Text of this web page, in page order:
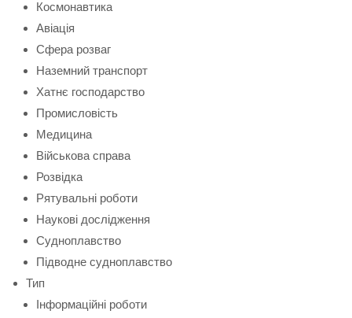
Космонавтика
Авіація
Сфера розваг
Наземний транспорт
Хатнє господарство
Промисловість
Медицина
Військова справа
Розвідка
Рятувальні роботи
Наукові дослідження
Судноплавство
Підводне судноплавство
Тип
Інформаційні роботи